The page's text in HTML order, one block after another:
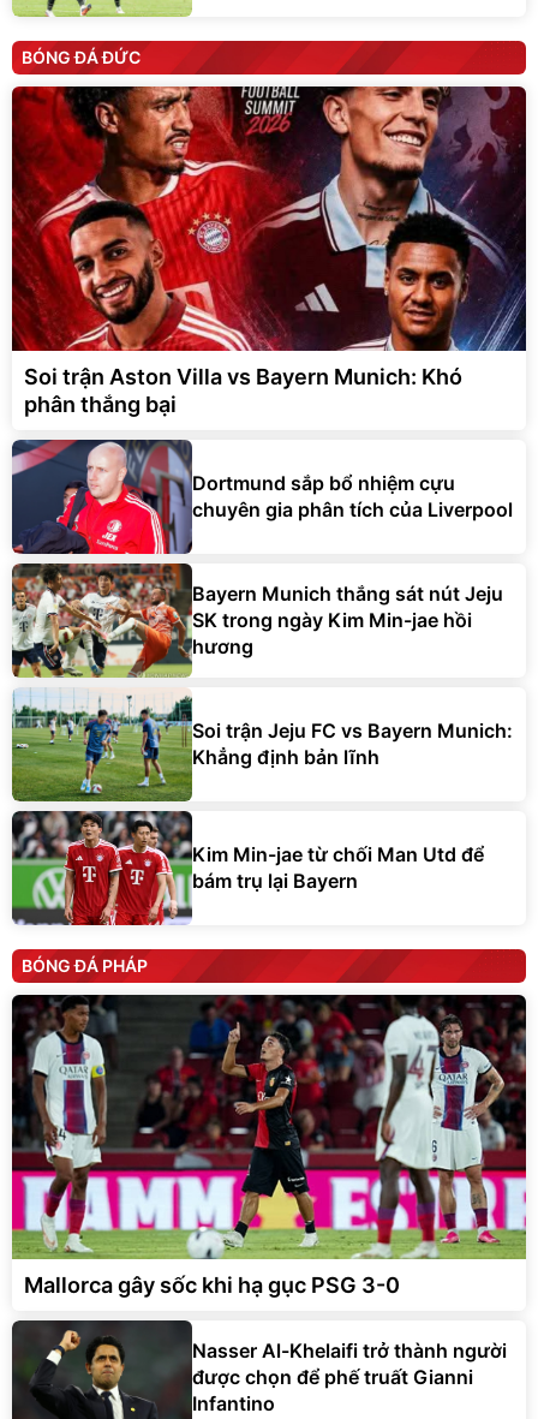
BÓNG ĐÁ ĐỨC
Soi trận Aston Villa vs Bayern Munich: Khó
phân thắng bại
Dortmund sắp bổ nhiệm cựu
chuyên gia phân tích của Liverpool
Bayern Munich thắng sát nút Jeju
SK trong ngày Kim Min-jae hồi
hương
Soi trận Jeju FC vs Bayern Munich:
Khẳng định bản lĩnh
Kim Min-jae từ chối Man Utd để
bám trụ lại Bayern
BÓNG ĐÁ PHÁP
Mallorca gây sốc khi hạ gục PSG 3-0
Nasser Al-Khelaifi trở thành người
được chọn để phế truất Gianni
Infantino